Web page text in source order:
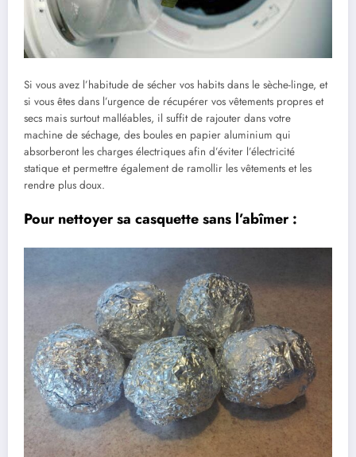
Si vous avez l’habitude de sécher vos habits dans le sèche-linge, et
si vous êtes dans l’urgence de récupérer vos vêtements propres et
secs mais surtout malléables, il suffit de rajouter dans votre
machine de séchage, des boules en papier aluminium qui
absorberont les charges électriques afin d’éviter l’électricité
statique et permettre également de ramollir les vêtements et les
rendre plus doux.
Pour nettoyer sa casquette sans l’abîmer :